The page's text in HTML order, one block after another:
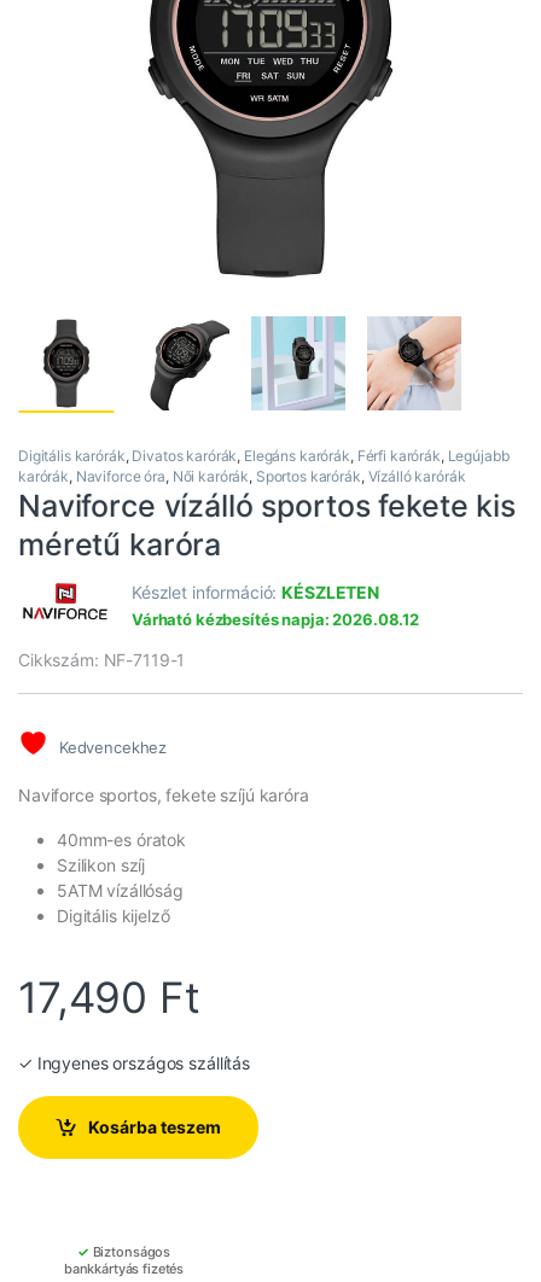
Digitális karórák, Divatos karórák, Elegáns karórák, Férfi karórák, Legújabb
karórák, Naviforce óra, Női karórák, Sportos karórák, Vízálló karórák
Naviforce vízálló sportos fekete kis
méretű karóra
Készlet információ:KÉSZLETEN
Várható kézbesítés napja: 2026.08.12
Cikkszám: NF-7119-1
Kedvencekhez
Naviforce sportos, fekete szíjú karóra
40mm-es óratok
Szilikon szíj
5ATM vízállóság
Digitális kijelző
17,490 Ft
✓ Ingyenes országos szállítás
Kosárba teszem
✓ Biztonságos
bankkártyás fizetés